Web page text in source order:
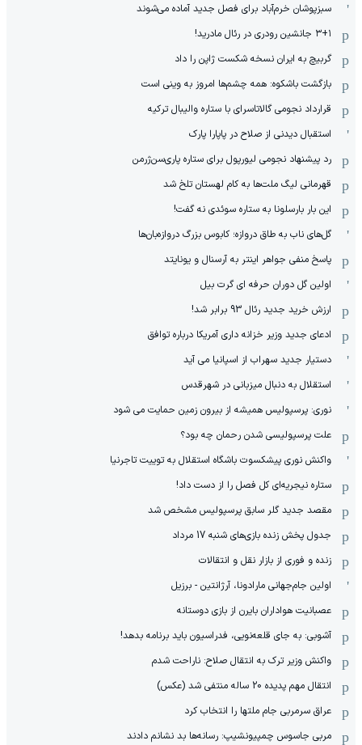
سبزپوشان خرم‌آباد برای فصل جدید آماده می‌شوند
۳+۱ جانشین رودری در رئال مادرید!
گربیچ به ایران نسخه شکست ژاپن را داد
بازگشت باشکوه: همه چشم‌ها امروز به وینی است
قرارداد نجومی گالاتاسرای با ستاره والیبال ترکیه
استقبال دیدنی از صلاح در پاپارا پارک
رد پیشنهاد نجومی لیورپول برای ستاره پاری‌سن‌ژرمن
قهرمانی لیگ ملت‌ها به کام لهستان تلخ شد
این بار بارسلونا به ستاره سوئدی نه گفت!
گل‌های ناب به طاق دروازه؛ کابوس بزرگ دروازه‌بان‌ها
پاسخ منفی جواهر اینتر به آرسنال و یونایتد
اولین گل دوران حرفه ای گرت بیل
ارزش خرید جدید رئال 93 برابر شد!
ادعای جدید وزیر خزانه داری آمریکا درباره توافق
دستیار جدید سهراب از اسپانیا می آید
استقلال به دنبال میزبانی در شهرقدس
نوری: پرسپولیس همیشه از بیرون زمین حمایت می شود
علت پرسپولیسی شدن رحمان چه بود؟
واکنش نوری پیشکسوت باشگاه استقلال به توییت تاجرنیا
ستاره نیجریه‌ای کل فصل را از دست داد!
مقصد جدید گلر سابق پرسپولیس مشخص شد
جدول پخش زنده بازی‌های شنبه 17 مرداد
زنده و فوری از بازار نقل و انتقالات
اولین جام‌جهانی مارادونا، آرژانتین - برزیل
عصبانیت هواداران بایرن از بازی دوستانه
آشوبی: به جای قلعه‌نویی، فدراسیون باید برنامه بدهد!
واکنش وزیر ترک به انتقال صلاح: ناراحت شدم
انتقال مهم پدیده 20 ساله منتفی شد (عکس)
عراق سرمربی جام ملتها را انتخاب کرد
مربی جاسوس چمپیونشیپ: رسانه‌ها بد نشانم دادند